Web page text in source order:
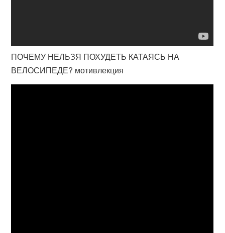
ПОЧЕМУ НЕЛЬЗЯ ПОХУДЕТЬ КАТАЯСЬ НА
ВЕЛОСИПЕДЕ? мотивлекция